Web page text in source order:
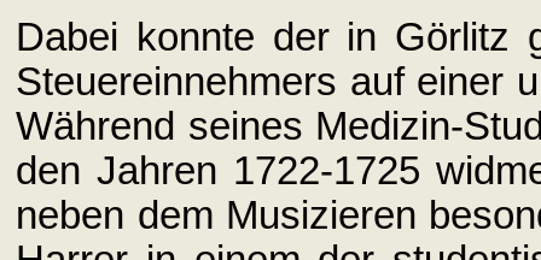
Dabei konnte der in Görlitz
Steuereinnehmers auf einer
Während seines Medizin-
den Jahren 1722-1725
neben dem Musizieren